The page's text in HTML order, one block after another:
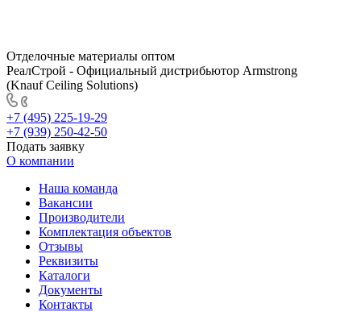
Отделочные материалы оптом
РеалСтрой - Официальный дистрибьютор Armstrong
(Knauf Ceiling Solutions)
+7 (495) 225-19-29
+7 (939) 250-42-50
Подать заявку
О компании
Наша команда
Вакансии
Производители
Комплектация объектов
Отзывы
Реквизиты
Каталоги
Документы
Контакты